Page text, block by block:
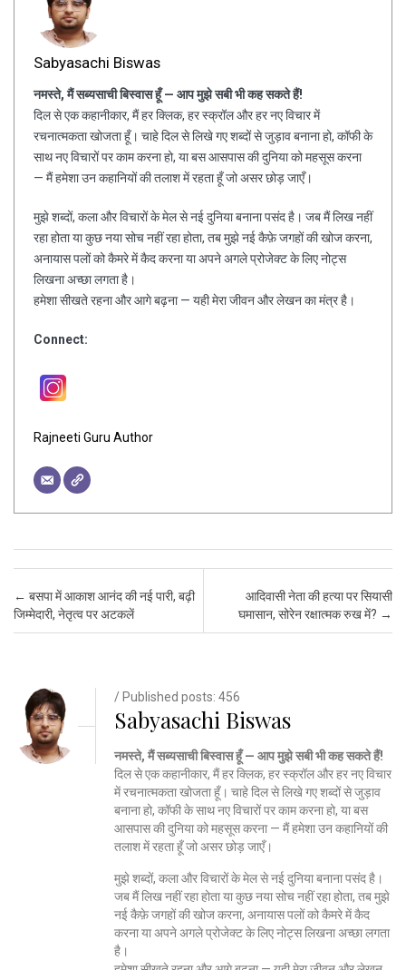
Sabyasachi Biswas
नमस्ते, मैं सब्यसाची बिस्वास हूँ — आप मुझे सबी भी कह सकते हैं!
दिल से एक कहानीकार, मैं हर क्लिक, हर स्क्रॉल और हर नए विचार में
रचनात्मकता खोजता हूँ। चाहे दिल से लिखे गए शब्दों से जुड़ाव बनाना हो, कॉफी के
साथ नए विचारों पर काम करना हो, या बस आसपास की दुनिया को महसूस करना
— मैं हमेशा उन कहानियों की तलाश में रहता हूँ जो असर छोड़ जाएँ।
मुझे शब्दों, कला और विचारों के मेल से नई दुनिया बनाना पसंद है। जब मैं लिख नहीं
रहा होता या कुछ नया सोच नहीं रहा होता, तब मुझे नई कैफ़े जगहों की खोज करना,
अनायास पलों को कैमरे में कैद करना या अपने अगले प्रोजेक्ट के लिए नोट्स
लिखना अच्छा लगता है।
हमेशा सीखते रहना और आगे बढ़ना — यही मेरा जीवन और लेखन का मंत्र है।
Connect:
Rajneeti Guru Author
Post navigation
← बसपा में आकाश आनंद की नई पारी, बढ़ी
जिम्मेदारी, नेतृत्व पर अटकलें
आदिवासी नेता की हत्या पर सियासी
घमासान, सोरेन रक्षात्मक रुख में? →
/ Published posts: 456
Sabyasachi Biswas
नमस्ते, मैं सब्यसाची बिस्वास हूँ — आप मुझे सबी भी कह सकते हैं!
दिल से एक कहानीकार, मैं हर क्लिक, हर स्क्रॉल और हर नए विचार
में रचनात्मकता खोजता हूँ। चाहे दिल से लिखे गए शब्दों से जुड़ाव
बनाना हो, कॉफी के साथ नए विचारों पर काम करना हो, या बस
आसपास की दुनिया को महसूस करना — मैं हमेशा उन कहानियों की
तलाश में रहता हूँ जो असर छोड़ जाएँ।
मुझे शब्दों, कला और विचारों के मेल से नई दुनिया बनाना पसंद है।
जब मैं लिख नहीं रहा होता या कुछ नया सोच नहीं रहा होता, तब मुझे
नई कैफ़े जगहों की खोज करना, अनायास पलों को कैमरे में कैद
करना या अपने अगले प्रोजेक्ट के लिए नोट्स लिखना अच्छा लगता
है।